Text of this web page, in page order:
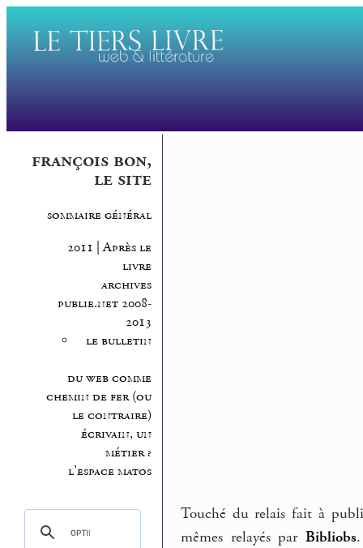
françois bon,
le site
sommaire général
2011 | Après le
livre
archives
publie.net 2008-
2013
le bulletin
du web comme
chemin de fer (ou
le contraire)
écrivain, un
métier ?
l’espace matos
Touché du relais fait à
mêmes relayés par Bibliobs